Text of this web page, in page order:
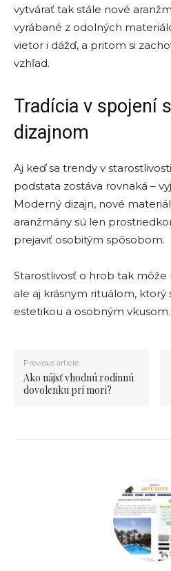
vytvárať tak stále nové
vyrábané z odolných
vietor i dážď, a pritom si
vzhľad.
Tradícia v spojení
dizajnom
Aj keď sa trendy v
podstata zostáva rovnaká –
Moderný dizajn, nové
aranžmány sú len
prejaviť osobitým spôsobom.
Starostlivosť o hrob tak
ale aj krásnym rituálom, ktorý
estetikou a osobným vkusom.
Previous article
Ako nájsť vhodnú rodinnú
dovolenku pri mori?